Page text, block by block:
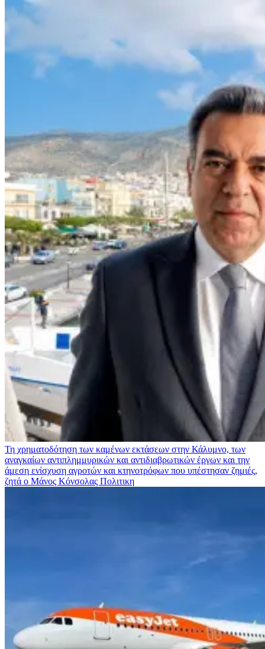
Τη χρηματοδότηση των καμένων εκτάσεων στην Κάλυμνο, των
αναγκαίων αντιπλημμυρικών και αντιδιαβρωτικών έργων και την
άμεση ενίσχυση αγροτών και κτηνοτρόφων που υπέστησαν ζημιές,
ζητά ο Μάνος Κόνσολας Πολιτικη